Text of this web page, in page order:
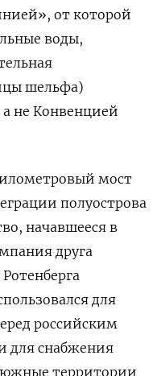
от которой
воды,
шельфа)
а не Конвенцией
мост
полуострова
начавшееся в
друга
для
российским
для снабжения
территории